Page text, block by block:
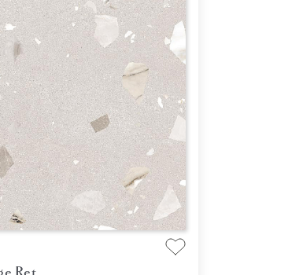
Ret